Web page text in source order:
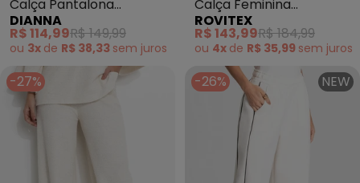
Calça Pantalona
Feminina em Alfaiataria
(Bege)
DIANNA
R$ 114,99R$ 149,99
ou 3x de R$ 38,33 sem juros
Calça Feminina
Pantalona Tecido Viscose
(Bege)
ROVITEX
R$ 143,99R$ 184,99
ou 4x de R$ 35,99 sem juros
-27% -26% NEW